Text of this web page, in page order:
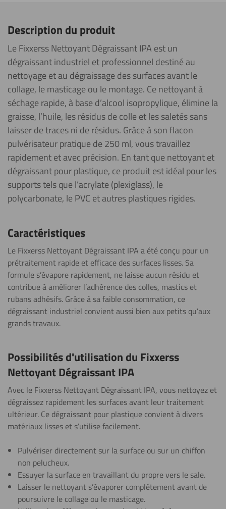
Description du produit
Le Fixxerss Nettoyant Dégraissant IPA est un
dégraissant industriel et professionnel destiné au
nettoyage et au dégraissage des surfaces avant le
collage, le masticage ou le montage. Ce nettoyant à
séchage rapide, à base d’alcool isopropylique, élimine la
graisse, l’huile, les résidus de colle et les saletés sans
laisser de traces ni de résidus. Grâce à son flacon
pulvérisateur pratique de 250 ml, vous travaillez
rapidement et avec précision. En tant que nettoyant et
dégraissant pour plastique, ce produit est idéal pour les
supports tels que l’acrylate (plexiglass), le
polycarbonate, le PVC et autres plastiques rigides.
Caractéristiques
Le Fixxerss Nettoyant Dégraissant IPA a été conçu pour un
prétraitement rapide et efficace des surfaces lisses. Sa
formule s’évapore rapidement, ne laisse aucun résidu et
contribue à améliorer l’adhérence des colles, mastics et
rubans adhésifs. Grâce à sa faible consommation, ce
dégraissant industriel convient aussi bien aux petits qu’aux
grands travaux.
Possibilités d'utilisation du Fixxerss
Nettoyant Dégraissant IPA
Avec le Fixxerss Nettoyant Dégraissant IPA, vous nettoyez et
dégraissez rapidement les surfaces avant leur traitement
ultérieur. Ce dégraissant pour plastique convient à divers
matériaux lisses et s’utilise facilement.
Pulvériser directement sur la surface ou sur un chiffon
non pelucheux.
Essuyer la surface en travaillant du propre vers le sale.
Laisser le nettoyant s’évaporer complètement avant de
poursuivre le collage ou le masticage.